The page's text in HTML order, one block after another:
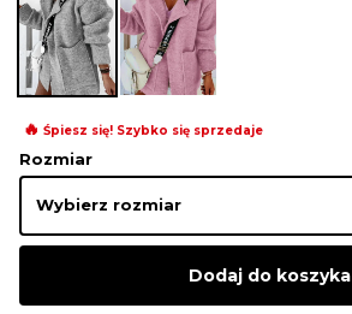
KOMBINEZONY
DRESY
MARYNARKI
🔥 Śpiesz się! Szybko się sprzedaje
Rozmiar
Dodaj do koszyka